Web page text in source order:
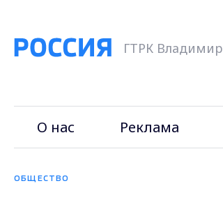
ГТРК Владимир
О нас Реклама
ОБЩЕСТВО